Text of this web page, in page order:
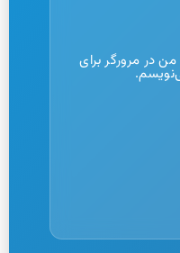
در مرورگر برای